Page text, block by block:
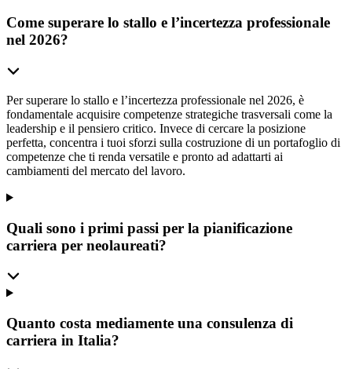
Come superare lo stallo e l’incertezza professionale
nel 2026?
Per superare lo stallo e l’incertezza professionale nel 2026, è
fondamentale acquisire competenze strategiche trasversali come la
leadership e il pensiero critico. Invece di cercare la posizione
perfetta, concentra i tuoi sforzi sulla costruzione di un portafoglio di
competenze che ti renda versatile e pronto ad adattarti ai
cambiamenti del mercato del lavoro.
Quali sono i primi passi per la pianificazione
carriera per neolaureati?
Quanto costa mediamente una consulenza di
carriera in Italia?